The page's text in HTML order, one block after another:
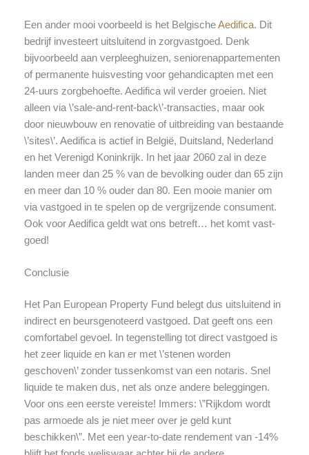
Een ander mooi voorbeeld is het BelgischeAedifica. Dit
bedrijf investeert uitsluitend in zorgvastgoed. Denk
bijvoorbeeld aan verpleeghuizen, seniorenappartementen
of permanente huisvesting voor gehandicapten met een
24-uurs zorgbehoefte. Aedifica wil verder groeien. Niet
alleen via \’sale-and-rent-back\’-transacties, maar ook
door nieuwbouw en renovatie of uitbreiding van bestaande
\’sites\’. Aedifica is actief in België, Duitsland, Nederland
en het Verenigd Koninkrijk. In het jaar 2060 zal in deze
landen meer dan 25 % van de bevolking ouder dan 65 zijn
en meer dan 10 % ouder dan 80. Een mooie manier om
via vastgoed in te spelen op de vergrijzende consument.
Ook voor Aedifica geldt wat ons betreft… het komt vast-
goed!
Conclusie
Het Pan European Property Fund belegt dus uitsluitend in
indirect en beursgenoteerd vastgoed. Dat geeft ons een
comfortabel gevoel. In tegenstelling tot direct vastgoed is
het zeer liquide en kan er met \’stenen worden
geschoven\’ zonder tussenkomst van een notaris. Snel
liquide te maken dus, net als onze andere beleggingen.
Voor ons een eerste vereiste! Immers: \”Rijkdom wordt
pas armoede als je niet meer over je geld kunt
beschikken\”. Met een year-to-date rendement van -14%